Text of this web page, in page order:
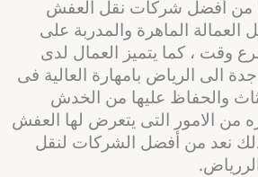
من أفضل شركات نقل العفش
الماهرة والمدربة على
وقت ، كما يتميز العمال لدى
الى الرياض بامهارة العالية فى
والحفاظ عليها من الخدش
من الامور التى يتعرض لها العفش
نعد من أفضل الشركات لنقل